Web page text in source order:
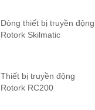
Dòng thiết bị truyền động
Rotork Skilmatic
Thiết bị truyền động
Rotork RC200